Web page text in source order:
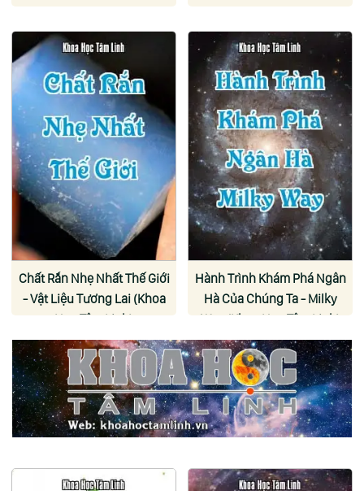
Chất Rắn Nhẹ Nhất Thế Giới
- Vật Liệu Tương Lai (Khoa
Học Tâm Linh)
Hành Trình Khám Phá Ngân
Hà Của Chúng Ta - Milky
Way (Khoa Học Tâm Linh)